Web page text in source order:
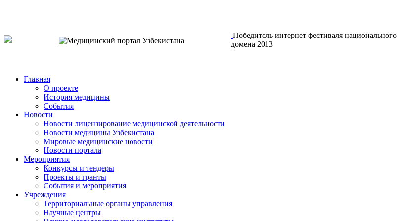
Победитель интернет фестиваля национального
домена 2013
Главная
О проекте
История медицины
События
Новости
Новости лицензирование медицинской деятельности
Новости медицины Узбекистана
Мировые медицинские новости
Новости портала
Мероприятия
Конкурсы и тендеры
Проекты и гранты
События и мероприятия
Учреждения
Территориальные органы управления
Научные центры